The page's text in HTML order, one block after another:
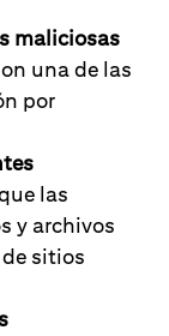
maliciosas
una de las
por
las
y archivos
sitios